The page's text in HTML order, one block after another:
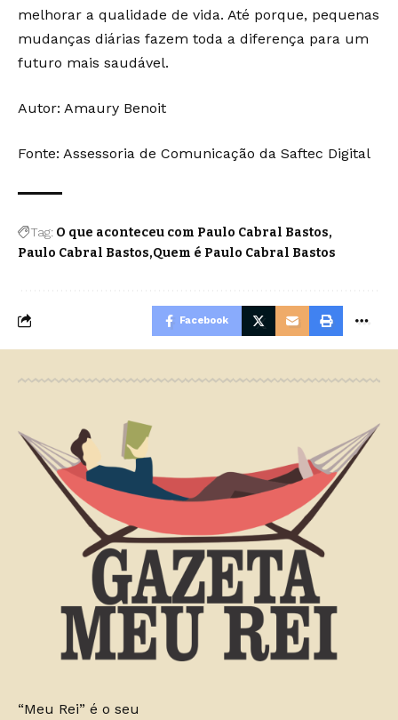
melhorar a qualidade de vida. Até porque, pequenas
mudanças diárias fazem toda a diferença para um
futuro mais saudável.
Autor: Amaury Benoit
Fonte: Assessoria de Comunicação da Saftec Digital
Tag: O que aconteceu com Paulo Cabral Bastos
Paulo Cabral Bastos Quem é Paulo Cabral Bastos
Facebook
“Meu Rei” é o seu